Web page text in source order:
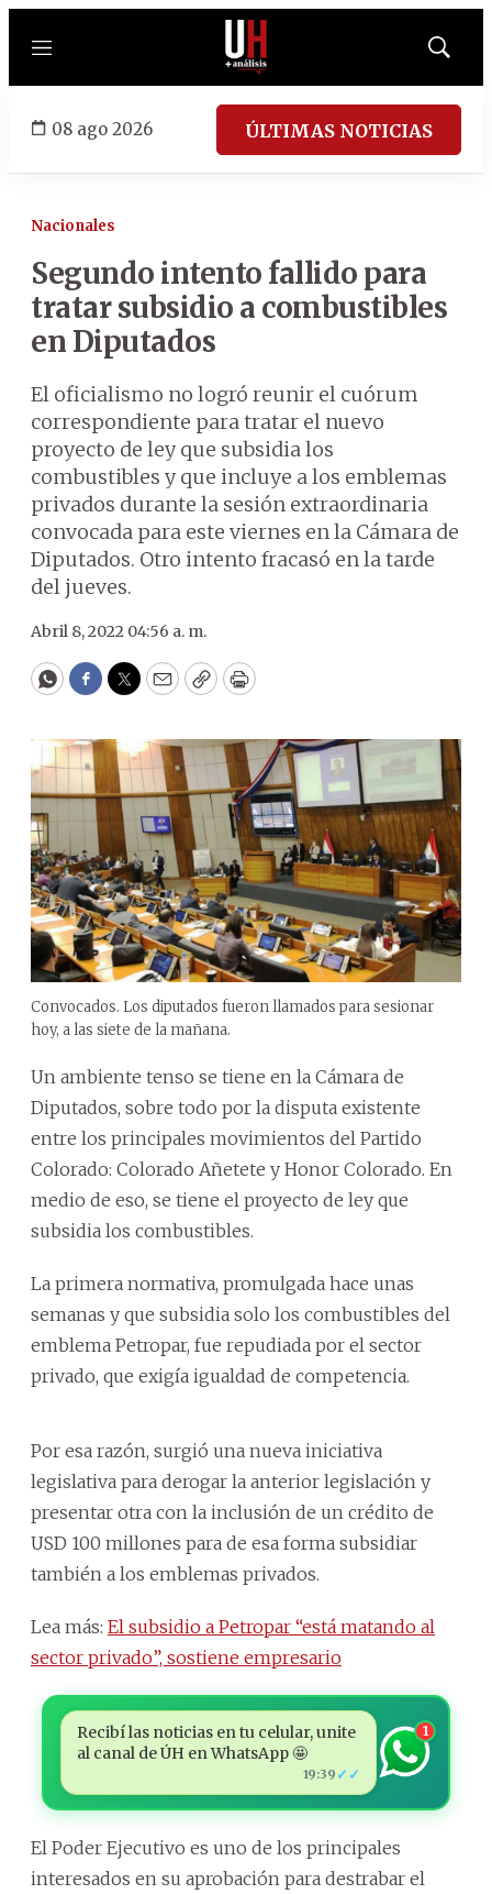
Menú
Mostrar
08 ago 2026 ÚLTIMAS NOTICIAS
Nacionales
Segundo intento fallido para
tratar subsidio a combustibles
en Diputados
El oficialismo no logró reunir el cuórum
correspondiente para tratar el nuevo
proyecto de ley que subsidia los
combustibles y que incluye a los emblemas
privados durante la sesión extraordinaria
convocada para este viernes en la Cámara de
Diputados. Otro intento fracasó en la tarde
del jueves.
Abril 8, 2022 04:56 a. m.
WhatsApp
Facebook
Twitter
EmailCopyPrint
Convocados. Los diputados fueron llamados para sesionar
hoy, a las siete de la mañana.
Un ambiente tenso se tiene en la Cámara de
Diputados, sobre todo por la disputa existente
entre los principales movimientos del Partido
Colorado: Colorado Añetete y Honor Colorado. En
medio de eso, se tiene el proyecto de ley que
subsidia los combustibles.
La primera normativa, promulgada hace unas
semanas y que subsidia solo los combustibles del
emblema Petropar, fue repudiada por el sector
privado, que exigía igualdad de competencia.
Por esa razón, surgió una nueva iniciativa
legislativa para derogar la anterior legislación y
presentar otra con la inclusión de un crédito de
USD 100 millones para de esa forma subsidiar
también a los emblemas privados.
Lea más: El subsidio a Petropar “está matando al
sector privado”, sostiene empresario
Recibí las noticias en tu celular, unite
al canal de ÚH en WhatsApp 🤩
19:39 ✓✓
1
El Poder Ejecutivo es uno de los principales
interesados en su aprobación para destrabar el